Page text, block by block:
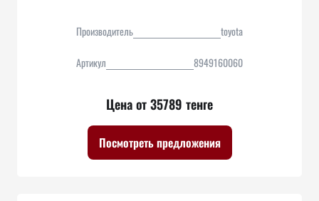
Производитель toyota
Артикул 8949160060
Цена от 35789 тенге
Посмотреть предложения